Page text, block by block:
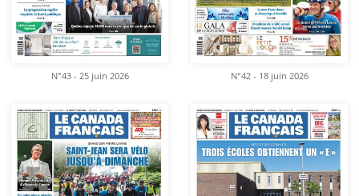
N°43 - 25 juin 2026 N°42 - 18 juin 2026